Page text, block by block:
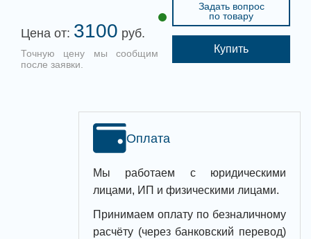
Цена от: 3100 руб.
Точную цену мы сообщим
после заявки.
Задать вопрос
по товару
Купить
Оплата
Мы работаем с юридическими
лицами, ИП и физическими лицами.
Принимаем оплату по безналичному
расчёту (через банковский перевод)